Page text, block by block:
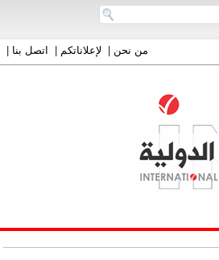
من نحن| لإعلاناتكم| اتصل بنا|